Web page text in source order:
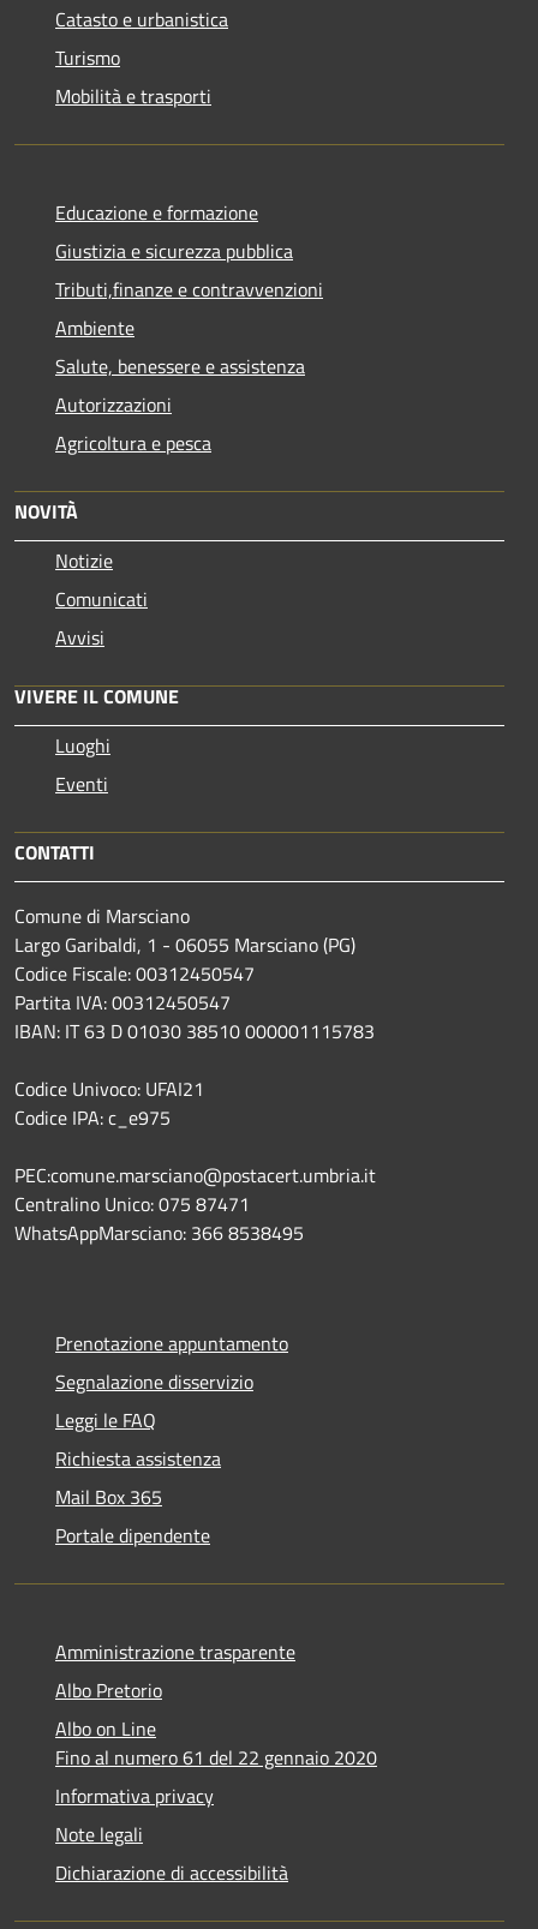
Catasto e urbanistica
Turismo
Mobilità e trasporti
Educazione e formazione
Giustizia e sicurezza pubblica
Tributi,finanze e contravvenzioni
Ambiente
Salute, benessere e assistenza
Autorizzazioni
Agricoltura e pesca
NOVITÀ
Notizie
Comunicati
Avvisi
VIVERE IL COMUNE
Luoghi
Eventi
CONTATTI
Comune di Marsciano
Largo Garibaldi, 1 - 06055 Marsciano (PG)
Codice Fiscale: 00312450547
Partita IVA: 00312450547
IBAN: IT 63 D 01030 38510 000001115783
Codice Univoco: UFAI21
Codice IPA: c_e975
PEC:comune.marsciano@postacert.umbria.it
Centralino Unico: 075 87471
WhatsAppMarsciano: 366 8538495
Prenotazione appuntamento
Segnalazione disservizio
Leggi le FAQ
Richiesta assistenza
Mail Box 365
Portale dipendente
Amministrazione trasparente
Albo Pretorio
Albo on Line
Fino al numero 61 del 22 gennaio 2020
Informativa privacy
Note legali
Dichiarazione di accessibilità